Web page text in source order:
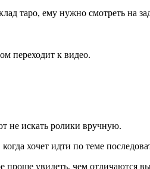
таро, ему нужно смотреть на
переходит к видео.
искать ролики вручную.
хочет идти по теме
увидеть, чем отличаются